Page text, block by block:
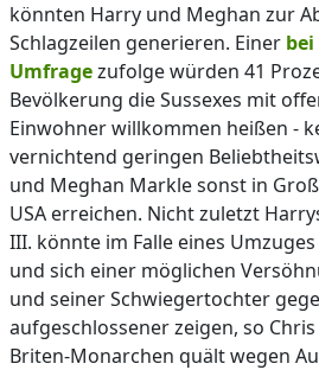
könnten Harry und Meghan zur
Schlagzeilen generieren. Einer
Umfragezufolge würden 41
Bevölkerung die Sussexes mit
Einwohner willkommen heißen -
vernichtend geringen
und Meghan Markle sonst in
USA erreichen. Nicht zuletzt
III. könnte im Falle eines
und sich einer möglichen
und seiner Schwiegertochter
aufgeschlossener zeigen, so Chris
Briten-Monarchen quält wegen